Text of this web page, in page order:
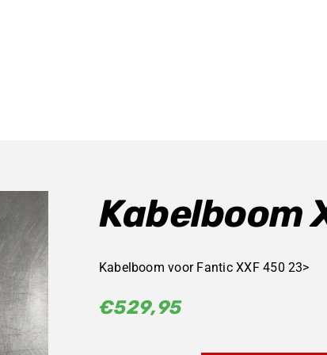
Kabelboom
Kabelboom voor Fantic XXF 450 23>
€529,95